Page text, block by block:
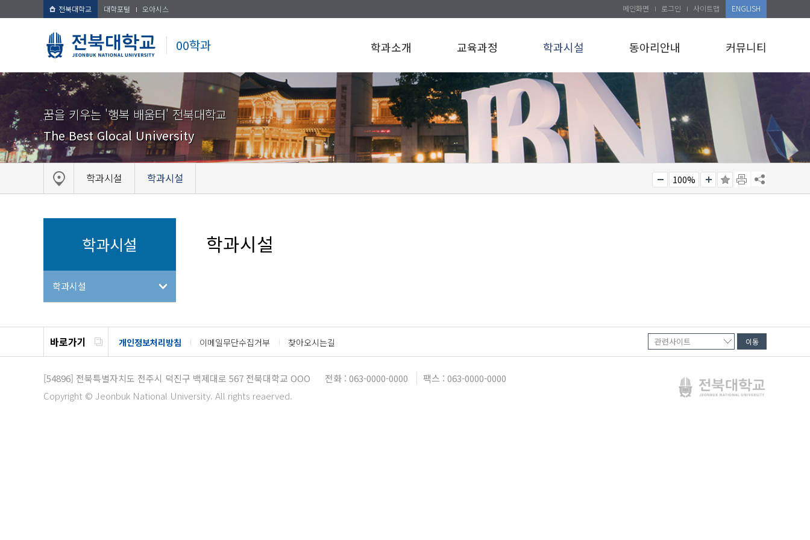
전북대학교 대학포털 오아시스
00학과
메인화면 로그인 사이트맵 ENGLISH
학과소개 교육과정 학과시설 동아리안내 커뮤니티
꿈을 키우는 '행복 배움터' 전북대학교
The Best Glocal University
학과시설 학과시설 100%
학과시설
학과시설
학과시설
바로가기 개인정보처리방침 이메일무단수집거부 찾아오시는길
[54896] 전북특별자치도 전주시 덕진구 백제대로 567 전북대학교 OOO 전화 : 063-0000-0000
팩스 : 063-0000-0000
Copyright © Jeonbuk National University. All rights reaerved.